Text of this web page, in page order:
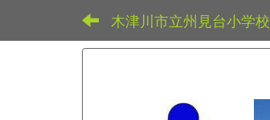
木津川市立州見台小学校